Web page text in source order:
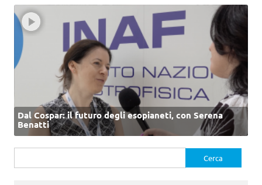
Dal Cospar: il futuro degli esopianeti, con Serena
Benatti
per: